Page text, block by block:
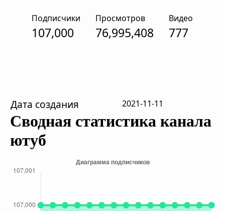
Подписчики
107,000
Просмотров
76,995,408
Видео
777
Дата создания 2021-11-11
Сводная статистика канала
ютуб